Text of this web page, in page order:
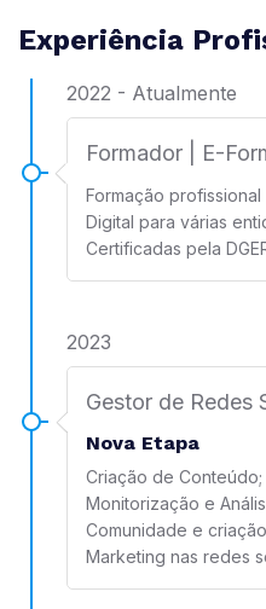
Experiência
2022 - Atualmente
Formador | E-
Formação
Digital para várias
Certificadas pela
2023
Gestor de Redes
Nova Etapa
Criação de
Monitorização e
Comunidade e
Marketing nas redes